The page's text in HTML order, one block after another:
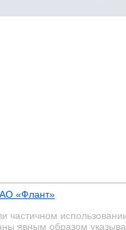
АО «Флант»
частичном
явным образом